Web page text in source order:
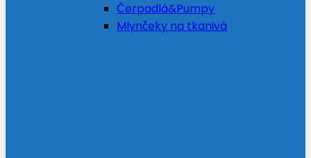
Čerpadlá&Pumpy
Mlynčeky na tkanivá